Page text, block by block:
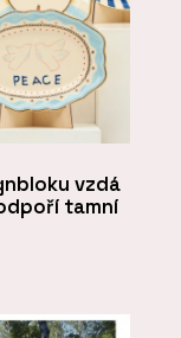
vzdá
tamní